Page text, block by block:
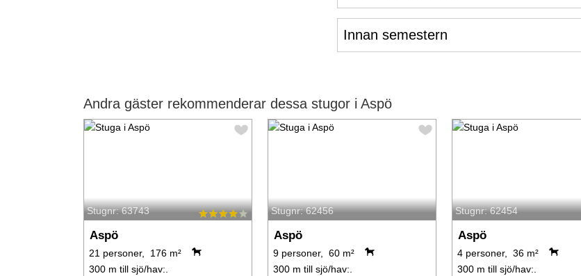
Innan semestern
Andra gäster rekommenderar dessa stugor i Aspö
Stugnr: 63743
Aspö
21 personer, 176 m²
300 m till sjö/hav:.
Stugnr: 62456
Aspö
9 personer, 60 m²
300 m till sjö/hav:.
Stugnr: 62454
Aspö
4 personer, 36 m²
300 m till sjö/hav:.